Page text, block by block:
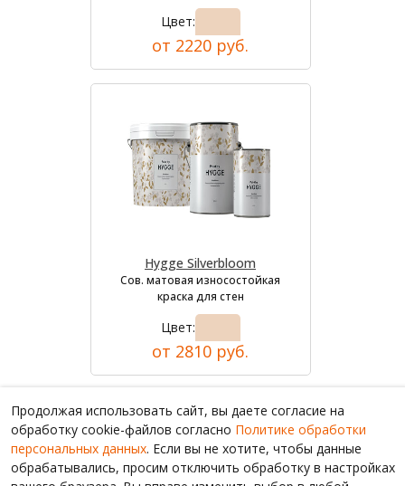
Цвет:
от 2220 руб.
Hygge Silverbloom
Сов. матовая износостойкая
краска для стен
Цвет:
от 2810 руб.
Продолжая использовать сайт, вы даете согласие на
обработку cookie-файлов согласно Политике обработки
персональных данных. Если вы не хотите, чтобы данные
обрабатывались, просим отключить обработку в настройках